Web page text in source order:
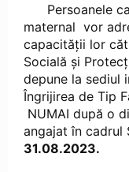
Persoanele
maternal vor
capacităţii lor
Socială şi
depune la sediul
Îngrijirea de Tip
NUMAI după o
angajat în cadrul
31.08.2023.